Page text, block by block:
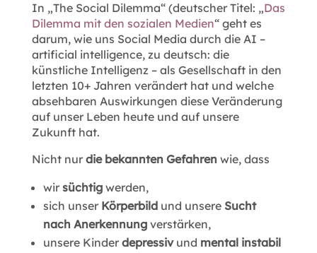
In „The Social Dilemma“ (deutscher Titel: „Das
Dilemma mit den sozialen Medien“ geht es
darum, wie uns Social Media durch die AI –
artificial intelligence, zu deutsch: die
künstliche Intelligenz – als Gesellschaft in den
letzten 10+ Jahren verändert hat und welche
absehbaren Auswirkungen diese Veränderung
auf unser Leben heute und auf unsere
Zukunft hat.
Nicht nur die bekannten Gefahren wie, dass
wir süchtigwerden,
sich unser Körperbildund unsere Sucht
nach Anerkennungverstärken,
unsere Kinder depressivund mental instabil